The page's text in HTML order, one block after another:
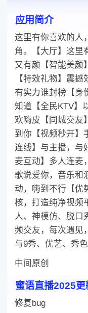
应用简介
这里有你喜欢的人
角。【大厅】这里
又有颜【智能美颜
【特效礼物】震
有实力谁封榜【身
知道【全民KTV】
欢嗨皮【同城交友
到你【视频秒开】
连线】与主播，与
麦互动】多人连麦
歌说爱你，音乐和
动，嗨到不行【优
核，打造纯净视频
人、神模仿、脱口
频交友，每次遇见
与9秀、优艺、秀
中间原创
蜜语直播2025更
修复bug